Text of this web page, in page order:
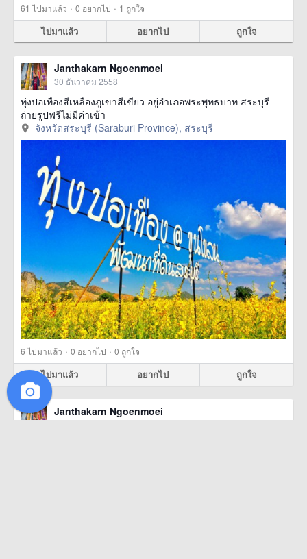
61 ไปมาแล้ว · 0 อยากไป · 1 ถูกใจ
ไปมาแล้ว อยากไป ถูกใจ
Janthakarn Ngoenmoei
30 ธันวาคม 2558
ทุ่งปอเทืองสีเหลืองภูเขาสีเขียว อยู่อำเภอพระพุทธบาท สระบุรี
ถ่ายรูปฟรีไม่มีค่าเข้า
จังหวัดสระบุรี (Saraburi Province), สระบุรี
6ไปมาแล้ว · 0 อยากไป · 0 ถูกใจ
ไปมาแล้ว อยากไป ถูกใจ
Janthakarn Ngoenmoei